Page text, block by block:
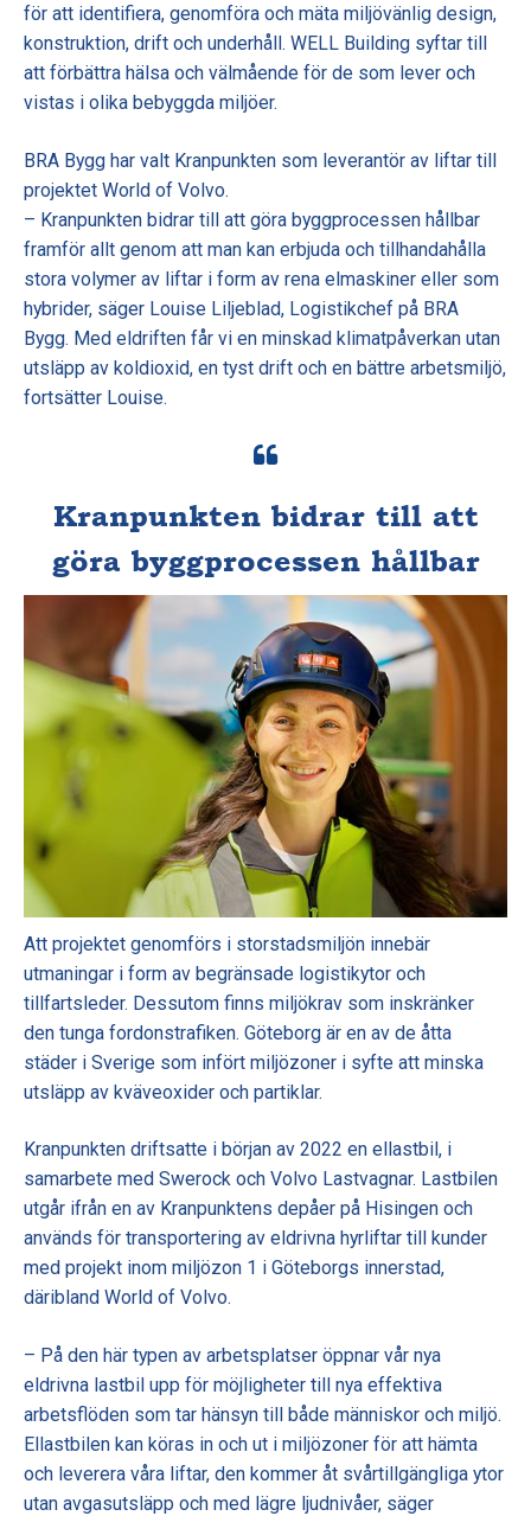
för att identifiera, genomföra och mäta miljövänlig design,
konstruktion, drift och underhåll. WELL Building syftar till
att förbättra hälsa och välmående för de som lever och
vistas i olika bebyggda miljöer.
BRA Bygg har valt Kranpunkten som leverantör av liftar till
projektet World of Volvo.
– Kranpunkten bidrar till att göra byggprocessen hållbar
framför allt genom att man kan erbjuda och tillhandahålla
stora volymer av liftar i form av rena elmaskiner eller som
hybrider, säger Louise Liljeblad, Logistikchef på BRA
Bygg. Med eldriften får vi en minskad klimatpåverkan utan
utsläpp av koldioxid, en tyst drift och en bättre arbetsmiljö,
fortsätter Louise.
Kranpunkten bidrar till att
göra byggprocessen hållbar
Att projektet genomförs i storstadsmiljön innebär
utmaningar i form av begränsade logistikytor och
tillfartsleder. Dessutom finns miljökrav som inskränker
den tunga fordonstrafiken. Göteborg är en av de åtta
städer i Sverige som infört miljözoner i syfte att minska
utsläpp av kväveoxider och partiklar.
Kranpunkten driftsatte i början av 2022 en ellastbil, i
samarbete med Swerock och Volvo Lastvagnar. Lastbilen
utgår ifrån en av Kranpunktens depåer på Hisingen och
används för transportering av eldrivna hyrliftar till kunder
med projekt inom miljözon 1 i Göteborgs innerstad,
däribland World of Volvo.
– På den här typen av arbetsplatser öppnar vår nya
eldrivna lastbil upp för möjligheter till nya effektiva
arbetsflöden som tar hänsyn till både människor och miljö.
Ellastbilen kan köras in och ut i miljözoner för att hämta
och leverera våra liftar, den kommer åt svårtillgängliga ytor
utan avgasutsläpp och med lägre ljudnivåer, säger